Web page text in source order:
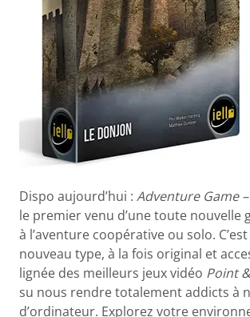
Dispo aujourd’hui :Adventure Game
le premier venu d’une toute nouvelle
à l’aventure coopérative ou solo.
nouveau type, à la fois original et
lignée des meilleurs jeux vidéo Point
su nous rendre totalement addicts à
d’ordinateur. Explorez votre